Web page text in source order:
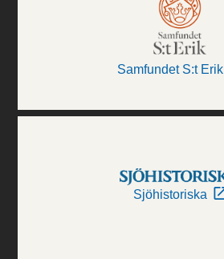
Samfundet S:t Erik
Sjöhistoriska